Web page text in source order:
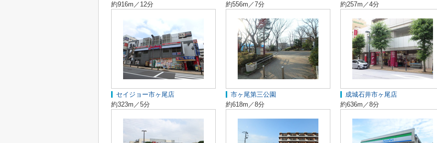
約916m／12分
約556m／7分
約257m／4分
セイジョー市ヶ尾店
約323m／5分
市ヶ尾第三公園
約618m／8分
成城石井市ヶ尾店
約636m／8分